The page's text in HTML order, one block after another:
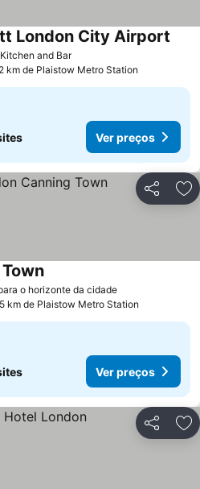
and BarVer preços
London City Airport
km de Plaistow Metro Station
Ver preços
Partilhar
o horizonte da cidadeVer preços
Ver preços
km de Plaistow Metro Station
Ver preços
Partilhar